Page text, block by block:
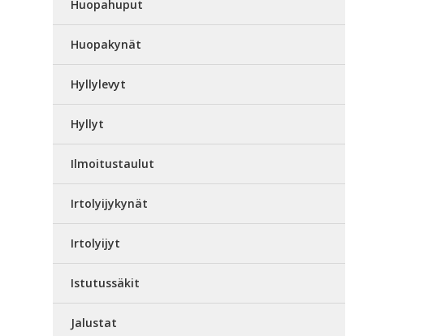
Huopahuput
Huopakynät
Hyllylevyt
Hyllyt
Ilmoitustaulut
Irtolyijykynät
Irtolyijyt
Istutussäkit
Jalustat